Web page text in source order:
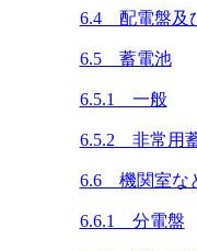
6.4 配電盤及
6.5 蓄電池
6.5.1 一般
6.5.2 非常用
6.6 機関室な
6.6.1 分電盤